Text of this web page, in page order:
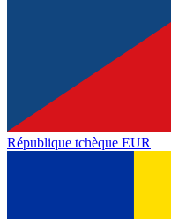
République tchèque EUR